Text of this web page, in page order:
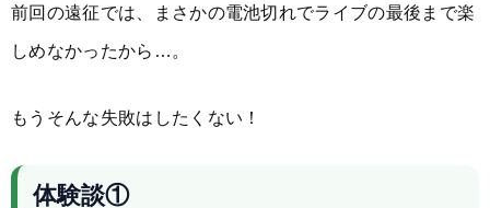
前回の遠征では、まさかの電池切れでライブの最後まで楽
しめなかったから…。
もうそんな失敗はしたくない！
体験談①